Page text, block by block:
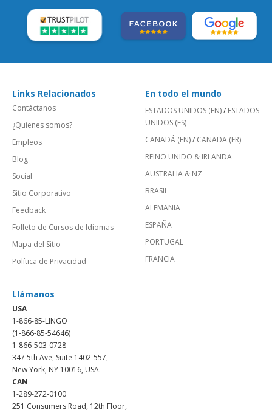
Links Relacionados
Contáctanos
¿Quienes somos?
Empleos
Blog
Social
Sitio Corporativo
Feedback
Folleto de Cursos de Idiomas
Mapa del Sitio
Política de Privacidad
En todo el mundo
ESTADOS UNIDOS (EN)/ ESTADOS
UNIDOS (ES)
CANADÁ (EN)/ CANADA (FR)
REINO UNIDO & IRLANDA
AUSTRALIA & NZ
BRASIL
ALEMANIA
ESPAÑA
PORTUGAL
FRANCIA
Llámanos
USA
1-866-85-LINGO
(1-866-85-54646)
1-866-503-0728
347 5th Ave, Suite 1402-557,
New York, NY 10016, USA.
CAN
1-289-272-0100
251 Consumers Road, 12th Floor,